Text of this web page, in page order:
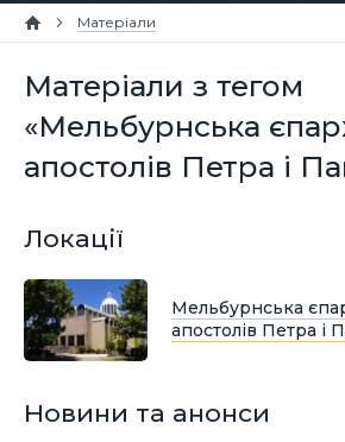
Матеріали
Матеріали з тегом
«Мельбурнська
апостолів Петра і
Локації
Мельбурнська
апостолів Петра і
Новини та анонси